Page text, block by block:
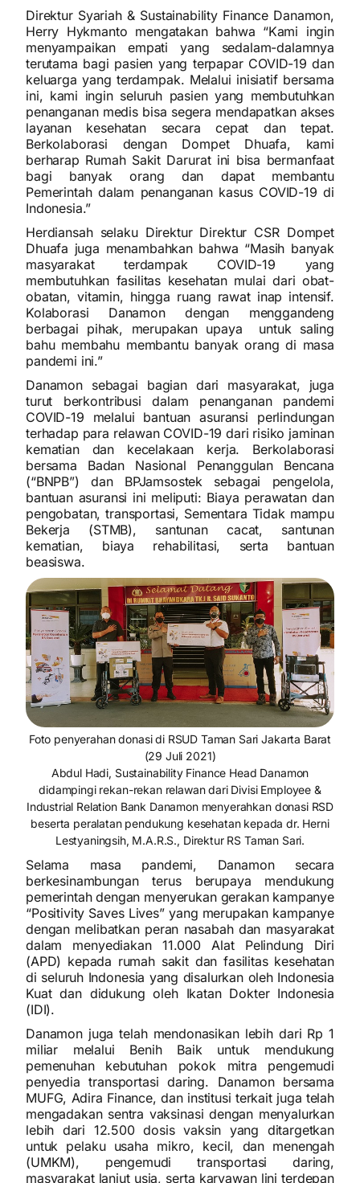
Direktur Syariah & Sustainability Finance Danamon,
Herry Hykmanto mengatakan bahwa “Kami ingin
menyampaikan empati yang sedalam-dalamnya
terutama bagi pasien yang terpapar COVID-19 dan
keluarga yang terdampak. Melalui inisiatif bersama
ini, kami ingin seluruh pasien yang membutuhkan
penanganan medis bisa segera mendapatkan akses
layanan kesehatan secara cepat dan tepat.
Berkolaborasi dengan Dompet Dhuafa, kami
berharap Rumah Sakit Darurat ini bisa bermanfaat
bagi banyak orang dan dapat membantu
Pemerintah dalam penanganan kasus COVID-19 di
Indonesia.”
Herdiansah selaku Direktur Direktur CSR Dompet
Dhuafa juga menambahkan bahwa “Masih banyak
masyarakat terdampak COVID-19 yang
membutuhkan fasilitas kesehatan mulai dari obat-
obatan, vitamin, hingga ruang rawat inap intensif.
Kolaborasi Danamon dengan menggandeng
berbagai pihak, merupakan upaya untuk saling
bahu membahu membantu banyak orang di masa
pandemi ini.”
Danamon sebagai bagian dari masyarakat, juga
turut berkontribusi dalam penanganan pandemi
COVID-19 melalui bantuan asuransi perlindungan
terhadap para relawan COVID-19 dari risiko jaminan
kematian dan kecelakaan kerja. Berkolaborasi
bersama Badan Nasional Penanggulan Bencana
(“BNPB”) dan BPJamsostek sebagai pengelola,
bantuan asuransi ini meliputi: Biaya perawatan dan
pengobatan, transportasi, Sementara Tidak mampu
Bekerja (STMB), santunan cacat, santunan
kematian, biaya rehabilitasi, serta bantuan
beasiswa.
Foto penyerahan donasi di RSUD Taman Sari Jakarta Barat
(29 Juli 2021)
Abdul Hadi, Sustainability Finance Head Danamon
didampingi rekan-rekan relawan dari Divisi Employee &
Industrial Relation Bank Danamon menyerahkan donasi RSD
beserta peralatan pendukung kesehatan kepada dr. Herni
Lestyaningsih, M.A.R.S., Direktur RS Taman Sari.
Selama masa pandemi, Danamon secara
berkesinambungan terus berupaya mendukung
pemerintah dengan menyerukan gerakan kampanye
“Positivity Saves Lives” yang merupakan kampanye
dengan melibatkan peran nasabah dan masyarakat
dalam menyediakan 11.000 Alat Pelindung Diri
(APD) kepada rumah sakit dan fasilitas kesehatan
di seluruh Indonesia yang disalurkan oleh Indonesia
Kuat dan didukung oleh Ikatan Dokter Indonesia
(IDI).
Danamon juga telah mendonasikan lebih dari Rp 1
miliar melalui Benih Baik untuk mendukung
pemenuhan kebutuhan pokok mitra pengemudi
penyedia transportasi daring. Danamon bersama
MUFG, Adira Finance, dan institusi terkait juga telah
mengadakan sentra vaksinasi dengan menyalurkan
lebih dari 12.500 dosis vaksin yang ditargetkan
untuk pelaku usaha mikro, kecil, dan menengah
(UMKM), pengemudi transportasi daring,
masyarakat lanjut usia, serta karyawan lini terdepan